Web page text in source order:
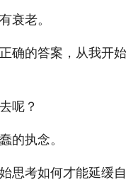
衰老。
确的答案，从我开
呢？
的执念。
思考如何才能延缓自